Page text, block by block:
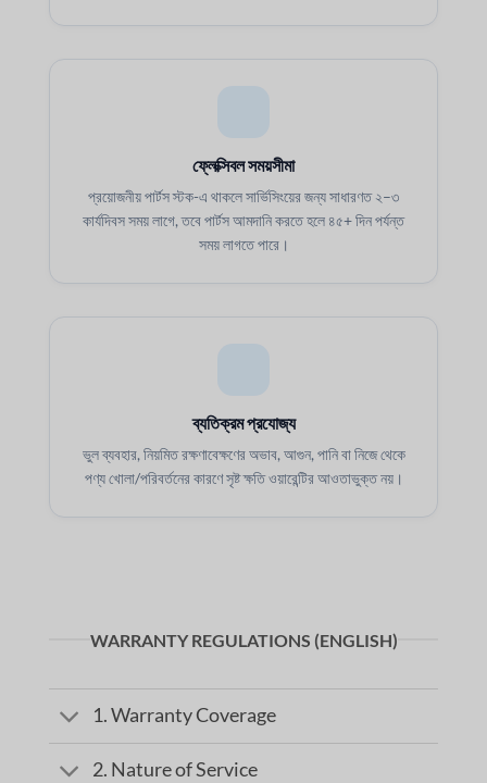
ফ্লেক্সিবল সময়সীমা
প্রয়োজনীয় পার্টস স্টক-এ থাকলে সার্ভিসিংয়ের জন্য সাধারণত ২–৩
কার্যদিবস সময় লাগে, তবে পার্টস আমদানি করতে হলে ৪৫+ দিন পর্যন্ত
সময় লাগতে পারে।
ব্যতিক্রম প্রযোজ্য
ভুল ব্যবহার, নিয়মিত রক্ষণাবেক্ষণের অভাব, আগুন, পানি বা নিজে থেকে
পণ্য খোলা/পরিবর্তনের কারণে সৃষ্ট ক্ষতি ওয়ারেন্টির আওতাভুক্ত নয়।
WARRANTY REGULATIONS (ENGLISH)
1. Warranty Coverage
2. Nature of Service